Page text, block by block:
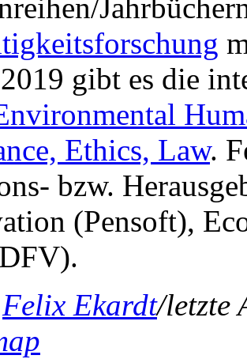
gibt es die
Ethics, Law.
bzw.
(Pensoft),
Felix Ekardt/letzte